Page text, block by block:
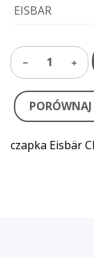
EISBAR
1
PORÓWNAJ
czapka Eisbär